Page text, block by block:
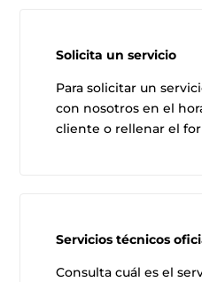
Solicita un servicio
Para solicitar un
con nosotros en el
cliente o rellenar el
Servicios técnicos
Consulta cuál es el